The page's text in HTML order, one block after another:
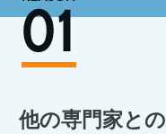
他の専門家との